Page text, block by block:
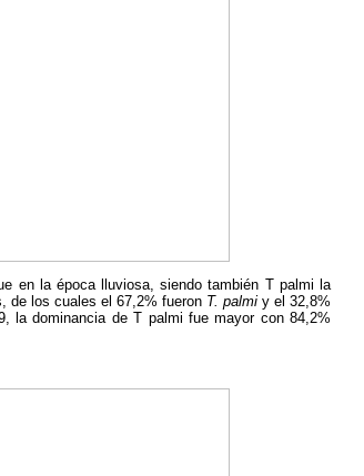
en la época lluviosa, siendo también T palmi la
de los cuales el 67,2% fueron T. palmi y el 32,8%
la dominancia de T palmi fue mayor con 84,2%